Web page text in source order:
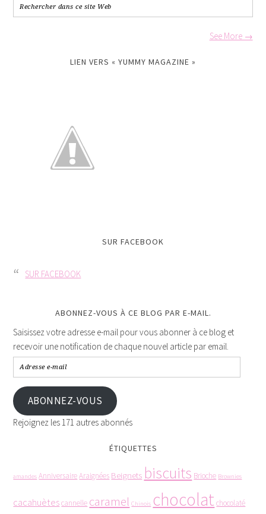
See More →
LIEN VERS « YUMMY MAGAZINE »
SUR FACEBOOK
SUR FACEBOOK
ABONNEZ-VOUS À CE BLOG PAR E-MAIL.
Saisissez votre adresse e-mail pour vous abonner à ce blog et
recevoir une notification de chaque nouvel article par email.
ABONNEZ-VOUS
Rejoignez les 171 autres abonnés
ÉTIQUETTES
amandes AnniversaireAraignées Beignets biscuits Brioche Brownies
cacahuètescannelle caramel Chinois chocolat chocolaté